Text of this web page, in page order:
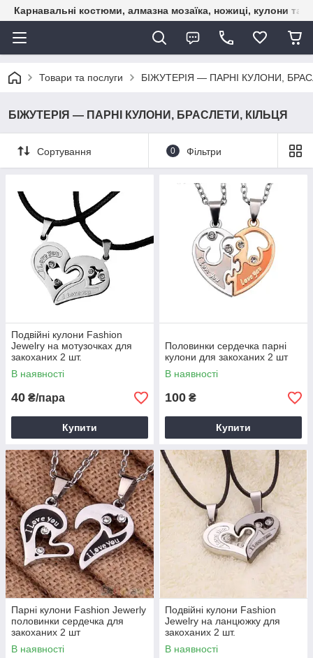
Карнавальні костюми, алмазна мозаїка, ножиці, кулони та
Товари та послуги БІЖУТЕРІЯ — ПАРНІ КУЛОНИ,
БІЖУТЕРІЯ — ПАРНІ КУЛОНИ, БРАСЛЕТИ, КІЛЬЦЯ
Сортування 0 Фільтри
Подвійні кулони Fashion
Jewelry на мотузочках для
закоханих 2 шт.
В наявності
40 ₴/пара
Купити
Половинки сердечка парні
кулони для закоханих 2 шт
В наявності
100 ₴
Купити
Парні кулони Fashion Jewerly
половинки сердечка для
закоханих 2 шт
В наявності
Подвійні кулони Fashion
Jewelry на ланцюжку для
закоханих 2 шт.
В наявності